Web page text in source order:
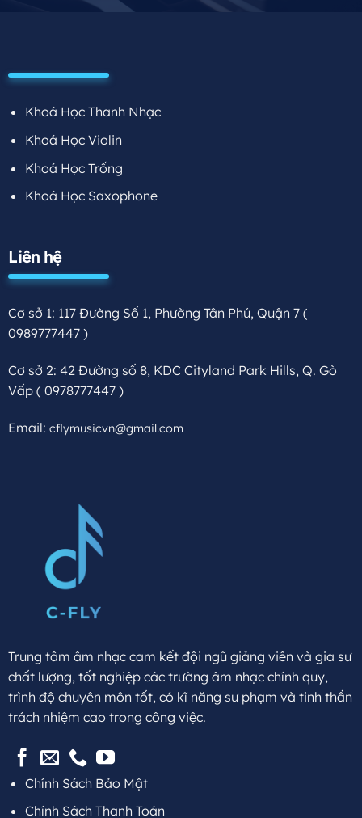
Khoá Học Thanh Nhạc
Khoá Học Violin
Khoá Học Trống
Khoá Học Saxophone
Liên hệ
Cơ sở 1: 117 Đường Số 1, Phường Tân Phú, Quận 7 (
0989777447 )
Cơ sở 2: 42 Đường số 8, KDC Cityland Park Hills, Q. Gò
Vấp( 0978777447 )
Email: cflymusicvn@gmail.com
Trung tâm âm nhạc cam kết đội ngũ giảng viên và gia sư
chất lượng, tốt nghiệp các trường âm nhạc chính quy,
trình độ chuyên môn tốt, có kĩ năng sư phạm và tinh thần
trách nhiệm cao trong công việc.
Chính Sách Bảo Mật
Chính Sách Thanh Toán